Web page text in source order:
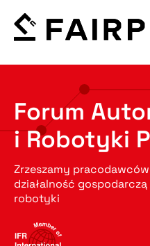
Forum
i Robotyki
Zrzeszamy
działalność
robotyki